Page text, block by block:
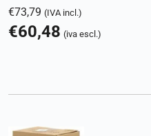
€73,79 (IVA incl.)
€60,48 (iva escl.)